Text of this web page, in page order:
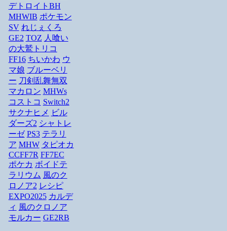
デトロイトBH
MHWIB ポケモン
SV れじぇくろ
GE2 TOZ 人喰い
の大鷲トリコ
FF16 ちいかわ ウ
マ娘 ブルーベリ
ー 刀剣乱舞無双
マカロン MHWs
コストコ Switch2
サクナヒメ ビル
ダーズ2 シャトレ
ーゼ PS3 テラリ
ア MHW タピオカ
CCFF7R FF7EC
ポケカ ボイドテ
ラリウム 風のク
ロノア2 レシピ
EXPO2025 カルデ
ィ 風のクロノア
モルカー GE2RB